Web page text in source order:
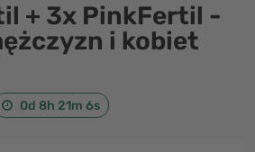
+ 3x PinkFertil -
i kobiet
0d 8h 21m 6s